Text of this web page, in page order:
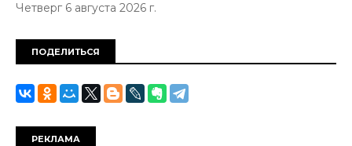
Четверг 6 августа 2026 г.
ПОДЕЛИТЬСЯ
РЕКЛАМА